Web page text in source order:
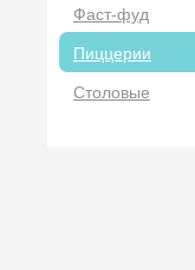
Фаст-фуд
Пиццерии
Столовые